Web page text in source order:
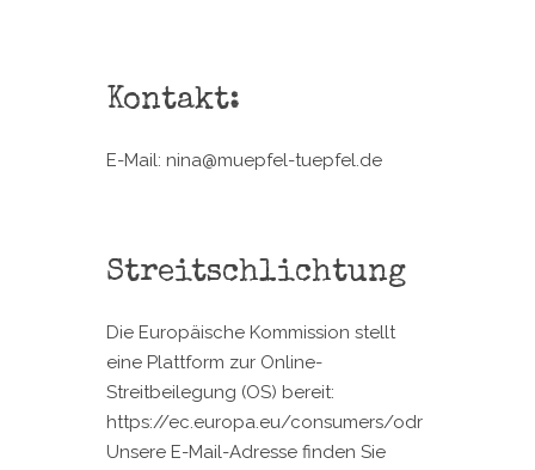
Kontakt:
E-Mail: nina@muepfel-tuepfel.de
Streitschlichtung
Die Europäische Kommission stellt
eine Plattform zur Online-
Streitbeilegung (OS) bereit:
https://ec.europa.eu/consumers/odr
Unsere E-Mail-Adresse finden Sie